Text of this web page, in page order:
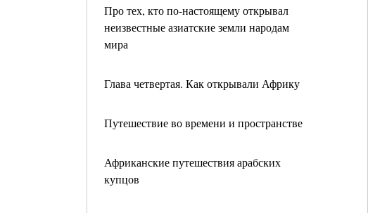
Про тех, кто по-настоящему открывал
неизвестные азиатские земли народам
мира
Глава четвертая. Как открывали Африку
Путешествие во времени и пространстве
Африканские путешествия арабских
купцов